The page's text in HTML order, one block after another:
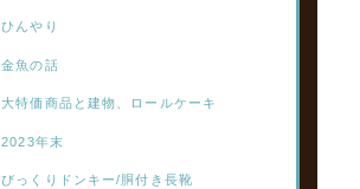
ひんやり
金魚の話
大特価商品と建物、ロールケーキ
2023年末
びっくりドンキー/胴付き長靴